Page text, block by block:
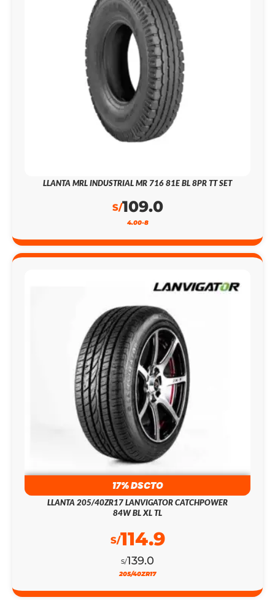
LLANTA MRL INDUSTRIAL MR 716 81E BL 8PR TT SET
S/109.0
4.00-8
17% DSCTO
LLANTA 205/40ZR17 LANVIGATOR CATCHPOWER
84W BL XL TL
S/139.0
S/114.9
205/40ZR17